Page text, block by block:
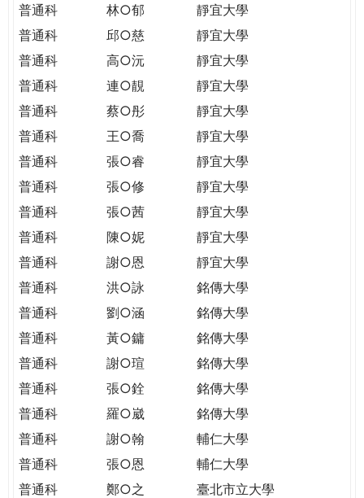
普通科
林○郁
靜宜大學
普通科
邱○慈
靜宜大學
普通科
高○沅
靜宜大學
普通科
連○靚
靜宜大學
普通科
蔡○彤
靜宜大學
普通科
王○喬
靜宜大學
普通科
張○睿
靜宜大學
普通科
張○修
靜宜大學
普通科
張○茜
靜宜大學
普通科
陳○妮
靜宜大學
普通科
謝○恩
靜宜大學
普通科
洪○詠
銘傳大學
普通科
劉○涵
銘傳大學
普通科
黃○鏞
銘傳大學
普通科
謝○瑄
銘傳大學
普通科
張○銓
銘傳大學
普通科
羅○崴
銘傳大學
普通科
謝○翰
輔仁大學
普通科
張○恩
輔仁大學
普通科
鄭○之
臺北市立大學